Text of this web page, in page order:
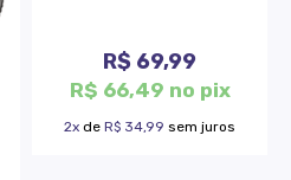
R$ 69,99
R$ 66,49 no pix
2x de R$ 34,99 sem juros